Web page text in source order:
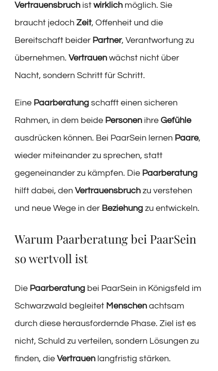
Vertrauensbruch ist wirklich möglich. Sie
braucht jedoch Zeit, Offenheit und die
Bereitschaft beider Partner, Verantwortung zu
übernehmen. Vertrauen wächst nicht über
Nacht, sondern Schritt für Schritt.
Eine Paarberatung schafft einen sicheren
Rahmen, in dem beide Personen ihre Gefühle
ausdrücken können. Bei PaarSein lernen Paare,
wieder miteinander zu sprechen, statt
gegeneinander zu kämpfen. Die Paarberatung
hilft dabei, den Vertrauensbruch zu verstehen
und neue Wege in der Beziehung zu entwickeln.
Warum Paarberatung bei PaarSein
so wertvoll ist
Die Paarberatung bei PaarSein in Königsfeld im
Schwarzwald begleitet Menschen achtsam
durch diese herausfordernde Phase. Ziel ist es
nicht, Schuld zu verteilen, sondern Lösungen zu
finden, die Vertrauen langfristig stärken.